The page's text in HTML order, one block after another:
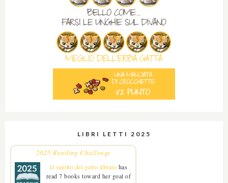
LIBRI LETTI 2025
2025 Reading Challenge
Il salotto del gatto libraio has
read 7 books toward her goal of